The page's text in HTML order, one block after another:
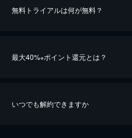
無料トライアルは何が無料？
最大40%※ポイント還元とは？
いつでも解約できますか